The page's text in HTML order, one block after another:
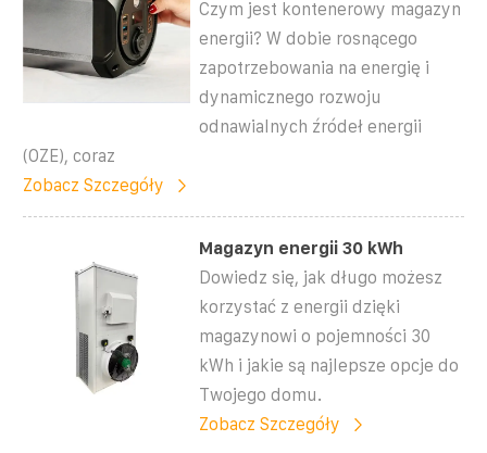
Czym jest kontenerowy magazyn
energii? W dobie rosnącego
zapotrzebowania na energię i
dynamicznego rozwoju
odnawialnych źródeł energii
(OZE), coraz
Zobacz Szczegóły
Magazyn energii 30 kWh
Dowiedz się, jak długo możesz
korzystać z energii dzięki
magazynowi o pojemności 30
kWh i jakie są najlepsze opcje do
Twojego domu.
Zobacz Szczegóły